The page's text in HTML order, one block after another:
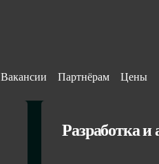
Вакансии Партнёрам Цены
Разработка и